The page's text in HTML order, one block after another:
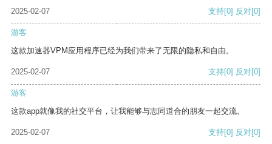
2025-02-07 支持[0] 反对[0]
游客
这款加速器VPM应用程序已经为我们带来了无限的隐私和自由。
2025-02-07 支持[0] 反对[0]
游客
这款app就像我的社交平台，让我能够与志同道合的朋友一起交流。
2025-02-07 支持[0] 反对[0]